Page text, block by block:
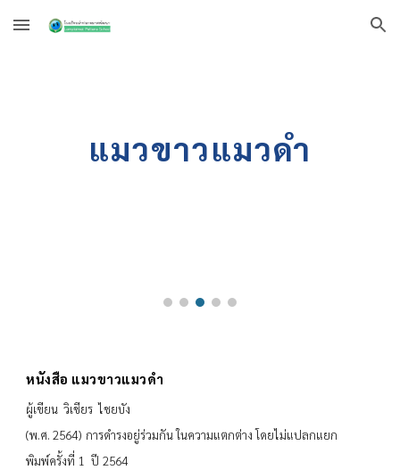
Skip to main content Skip to navigation
แมวขาวแมวดำ
หนังสือ แมวขาวแมวดำ
ผู้เขียน วิเชียร ไชยบัง
(พ.ศ. 2564) การดำรงอยู่ร่วมกัน ในความแตกต่าง โดยไม่แปลกแยก
พิมพ์ครั้งที่ 1 ปี 2564